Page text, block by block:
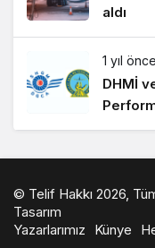
aldı
1 yıl önce
DHMİ
© Telif Hakkı 2026, Tüm
Tasarım
Yazarlarımız
Künye